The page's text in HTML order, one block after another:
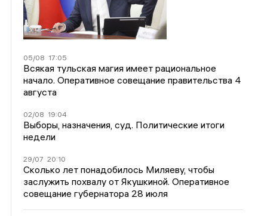
05/08 17:05
Всякая тульская магия имеет рациональное
начало. Оперативное совещание правительства 4
августа
02/08 19:04
Выборы, назначения, суд. Политические итоги
недели
29/07 20:10
Сколько лет понадобилось Миляеву, чтобы
заслужить похвалу от Якушкиной. Оперативное
совещание губернатора 28 июля